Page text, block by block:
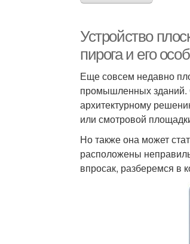
Устройство
пирога и его
Еще совсем недавно
промышленных зданий.
архитектурному
или смотровой
Но также она может
расположены
впросак, разберемся в